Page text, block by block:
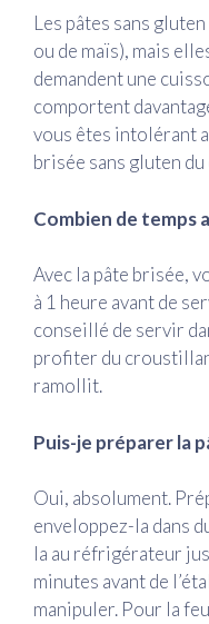
Les pâtes sans
ou de maïs), mais
demandent une
comportent
vous êtes intolérant
brisée sans gluten
Combien de temps
Avec la pâte brisée,
à 1 heure avant de
conseillé de servir
profiter du
ramollit.
Puis-je préparer la
Oui, absolument.
enveloppez-la dans
la au réfrigérateur
minutes avant de
manipuler. Pour la